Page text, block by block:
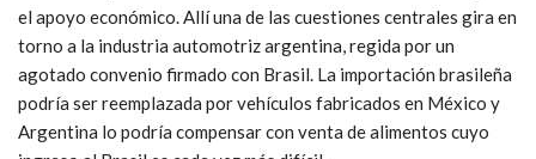
el apoyo económico. Allí una de las cuestiones centrales gira en
torno a la industria automotriz argentina, regida por un
agotado convenio firmado con Brasil. La importación brasileña
podría ser reemplazada por vehículos fabricados en México y
Argentina lo podría compensar con venta de alimentos cuyo